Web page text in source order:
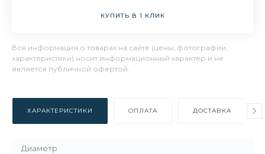
КУПИТЬ В 1 КЛИК
Вся информация о товарах на сайте (цены, фотографии,
характеристики) носит информационный характер и не
является публичной офертой.
ХАРАКТЕРИСТИКИ ОПЛАТА ДОСТАВКА
Диаметр